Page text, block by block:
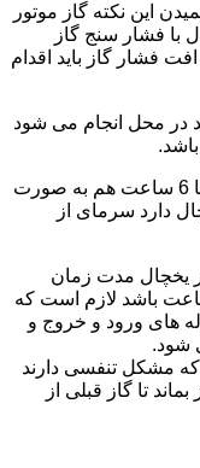
این نکته گاز موتور
با فشار سنج گاز
فشار گاز باید اقدام
در محل انجام می شود
بعد از شارژ گاز،موتور ممکن است یخچال تا 6 ساعت هم به صورت
دارد سرمای از
یخچال مدت زمان
استراحت داشته باشد)بیش از 10 ساعت باشد لازم است که
های ورود و خروج و
شود.
مشکل تنفسی دارند
تا گاز قبلی از